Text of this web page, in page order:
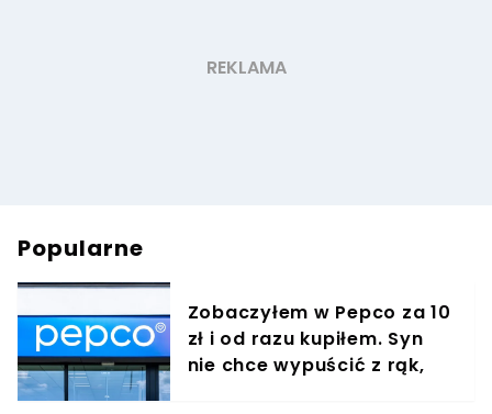
Popularne
Zobaczyłem w Pepco za 10
zł i od razu kupiłem. Syn
nie chce wypuścić z rąk,